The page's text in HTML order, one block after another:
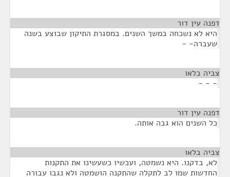
דפנה עין דור
היא לא נשכחה במשך השנים. במסגרת התיקון שבוצע בשנה
שעברה- -
צביה בלאו
- - -
דפנה עין דור
כל השנים הוא גבה אותה.
צביה בלאו
לא, בדקנו. היא נשמטה, ועכשיו כשעשינו את התקנות
החדשות שמו לב לתקלה שהתקנה הושמטה ולא נגבו עבורה